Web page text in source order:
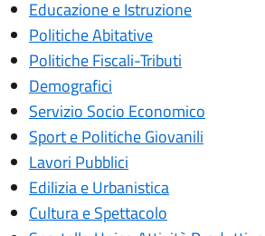
Educazione e Istruzione
Politiche Abitative
Politiche Fiscali-Tributi
Demografici
Servizio Socio Economico
Sport e Politiche Giovanili
Lavori Pubblici
Edilizia e Urbanistica
Cultura e Spettacolo